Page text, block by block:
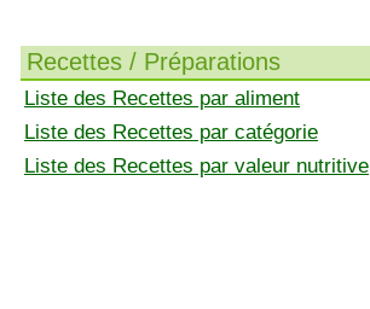
Recettes / Préparations
Liste des Recettes par aliment
Liste des Recettes par catégorie
Liste des Recettes par valeur nutritive